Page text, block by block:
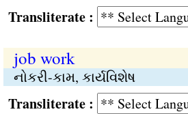
:
job work
નોકરી-કામ, કાર્યવિશેષ
: